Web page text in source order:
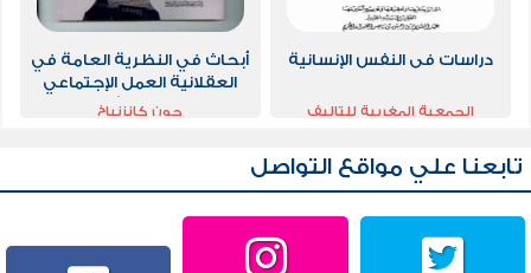
دراسات فى النفس الإنسانية
الجمعية المغربية للتاليف
أبحاث في النظرية العامة في
العقلانية العمل الإجتماعي
والحس المشترك
جون كانزنباخ
تابعنا علي مواقع التواصل